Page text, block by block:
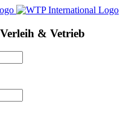
& Vetrieb